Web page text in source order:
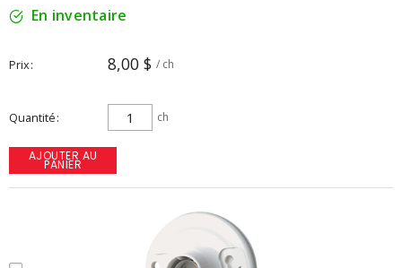
En inventaire
Prix 8,00 $ / ch
Quantité ch
AJOUTER AU
PANIER